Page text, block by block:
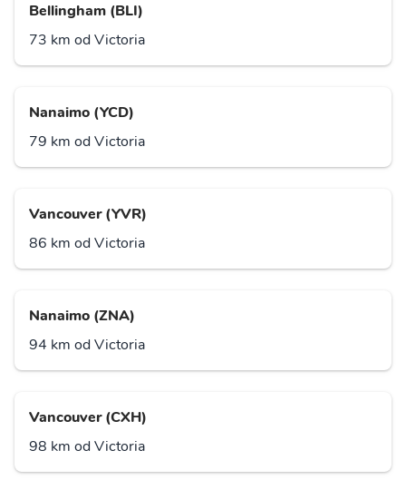
Bellingham (BLI)
73 km od Victoria
Nanaimo (YCD)
79 km od Victoria
Vancouver (YVR)
86 km od Victoria
Nanaimo (ZNA)
94 km od Victoria
Vancouver (CXH)
98 km od Victoria